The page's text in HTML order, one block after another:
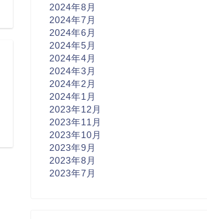
2024年8月
2024年7月
2024年6月
2024年5月
2024年4月
2024年3月
2024年2月
2024年1月
2023年12月
2023年11月
2023年10月
2023年9月
2023年8月
2023年7月